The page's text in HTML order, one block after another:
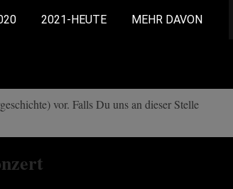
2021-HEUTE MEHR DAVON
vor. Falls Du uns an dieser Stelle